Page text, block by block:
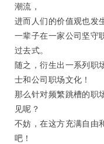
潮流，
进而人们的价值观也发
一辈子在一家公司坚守
过去式。
随之，衍生出一系列职
士和公司职场文化！
那么针对频繁跳槽的职
见呢？
不妨，在这方充满自由
吧！